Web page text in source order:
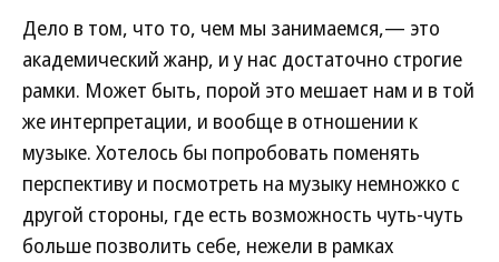
Дело в том, что то, чем мы занимаемся,— это
академический жанр, и у нас достаточно строгие
рамки. Может быть, порой это мешает нам и в той
же интерпретации, и вообще в отношении к
музыке. Хотелось бы попробовать поменять
перспективу и посмотреть на музыку немножко с
другой стороны, где есть возможность чуть-чуть
больше позволить себе, нежели в рамках